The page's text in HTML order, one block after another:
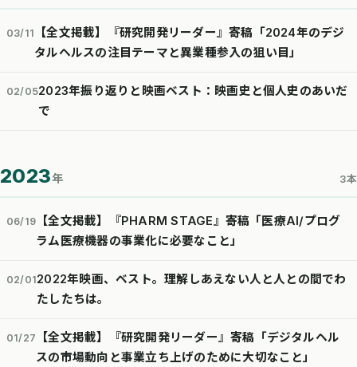
03/11
【全文掲載】『研究開発リーダー』寄稿「2024年のデジ
タルヘルスの注目テーマと異業種参入の狙い目」
02/052023年振り返りと映画ベスト：映画史と個人史のあいだ
で
2023年 3本
06/19
【全文掲載】『PHARM STAGE』寄稿「医療AI/プログ
ラム医療機器の事業化に必要なこと」
02/012022年映画、ベスト。理解しあえない人と人との間でわ
たしたちは。
01/27
【全文掲載】『研究開発リーダー』寄稿「デジタルヘル
スの市場動向と事業立ち上げのために大切なこと」